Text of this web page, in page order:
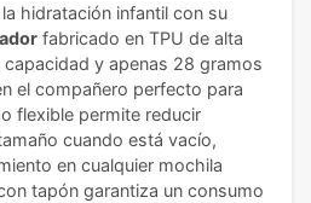
hidratación infantil con su
fabricado en TPU de alta
y apenas 28 gramos
el compañero perfecto para
flexible permite reducir
cuando está vacío,
en cualquier mochila
tapón garantiza un consumo